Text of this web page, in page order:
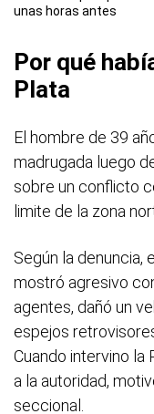
unas horas antes
Por qué
Plata
El hombre de 39
madrugada luego
sobre un conflicto
limite de la zona
Según la denuncia,
mostró agresivo
agentes, dañó un
espejos
Cuando intervino la
a la autoridad,
seccional.